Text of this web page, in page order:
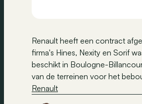
Renault heeft een contract
firma's Hines, Nexity en Sorif
beschikt in Boulogne-
van de terreinen voor het
Renault